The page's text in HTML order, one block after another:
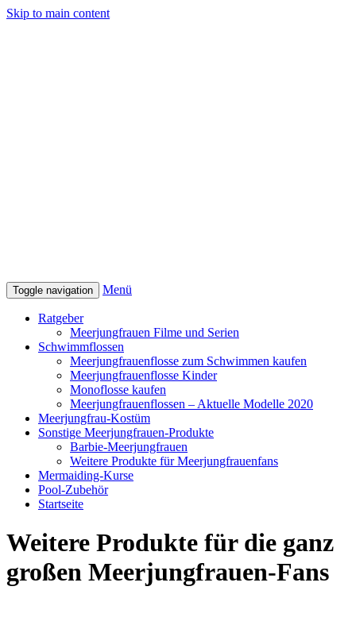
Skip to main content
Toggle navigation Menü
Ratgeber
Meerjungfrauen Filme und Serien
Schwimmflossen
Meerjungfrauenflosse zum Schwimmen kaufen
Meerjungfrauenflosse Kinder
Monoflosse kaufen
Meerjungfrauenflossen – Aktuelle Modelle 2020
Meerjungfrau-Kostüm
Sonstige Meerjungfrauen-Produkte
Barbie-Meerjungfrauen
Weitere Produkte für Meerjungfrauenfans
Mermaiding-Kurse
Pool-Zubehör
Startseite
Weitere Produkte für die ganz
großen Meerjungfrauen-Fans